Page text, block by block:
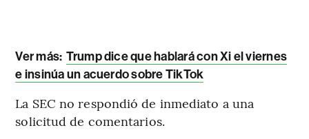
Ver más: Trump dice que hablará con Xi el viernes
e insinúa un acuerdo sobre TikTok
La SEC no respondió de inmediato a una
solicitud de comentarios.